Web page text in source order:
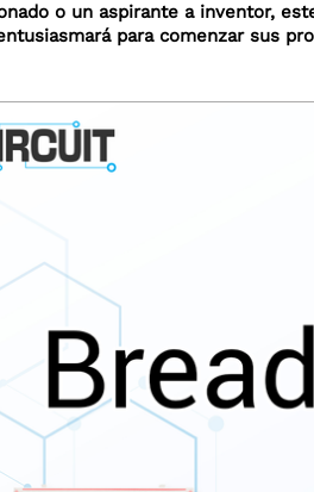
o un aspirante a inventor,
para comenzar sus